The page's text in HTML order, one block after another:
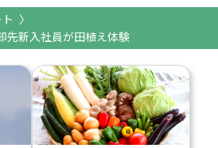
先新入社員が田植え体験